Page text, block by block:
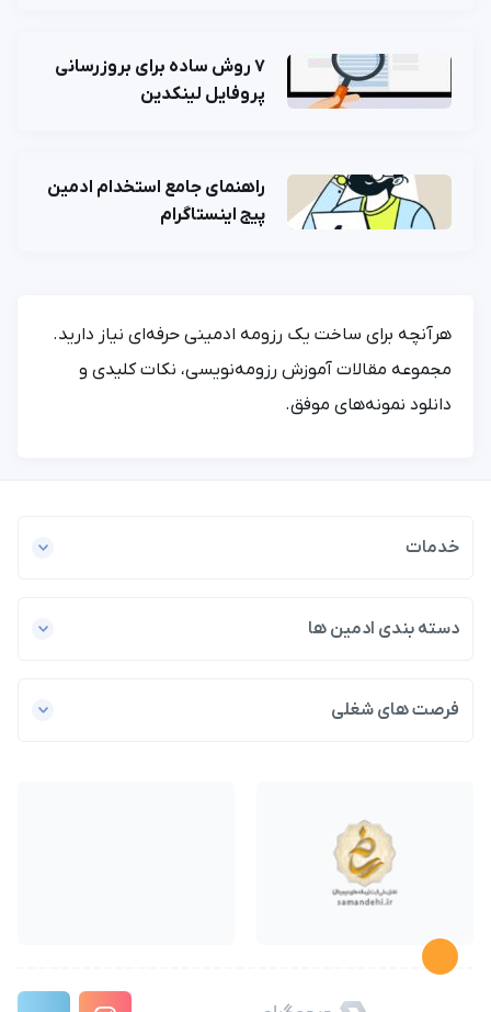
7 روش ساده برای بروزرسانی
پروفایل لینکدین
راهنمای جامع استخدام ادمین
پیج اینستاگرام
هرآنچه برای ساخت یک رزومه ادمینی حرفه‌ای نیاز دارید.
مجموعه مقالات آموزش رزومه‌نویسی، نکات کلیدی و
دانلود نمونه‌های موفق.
خدمات
دسته بندی ادمین ها
فرصت های شغلی
فرصت‌های شغلی
جدیدترین آگهی‌های استخدامی را ببینید
بزرگترین پیج ادمینی بزرگترین کانال ادمینی
شماره موبایل خود را وارد کنید
بعد از ثبت شماره کد برای شما پیامک خواهد شد
ارسال کد